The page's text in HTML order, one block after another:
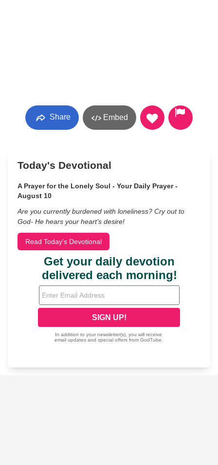
Share Embed
Today's Devotional
A Prayer for the Lonely Soul - Your Daily Prayer -
August 10
Are you currently burdened with loneliness? Cry out to
God- He hears your heart’s desire!
Read Today's Devotional